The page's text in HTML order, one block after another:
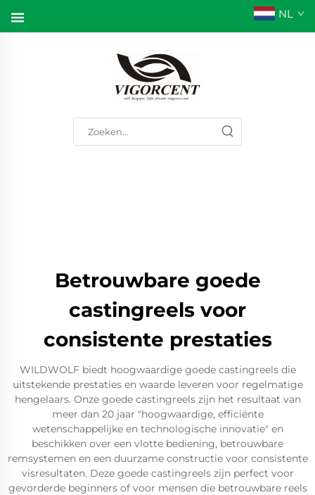
NL
Betrouwbare goede
castingreels voor
consistente prestaties
WILDWOLF biedt hoogwaardige goede castingreels die
uitstekende prestaties en waarde leveren voor regelmatige
hengelaars. Onze goede castingreels zijn het resultaat van
meer dan 20 jaar "hoogwaardige, efficiënte
wetenschappelijke en technologische innovatie" en
beschikken over een vlotte bediening, betrouwbare
remsystemen en een duurzame constructie voor consistente
visresultaten. Deze goede castingreels zijn perfect voor
gevorderde beginners of voor mensen die betrouwbare reels